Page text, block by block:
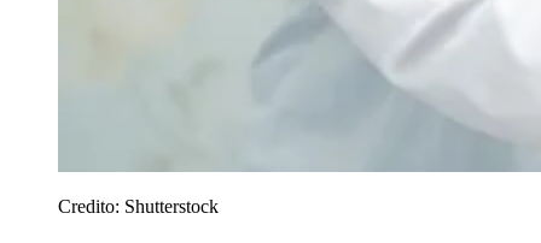
Credito: Shutterstock